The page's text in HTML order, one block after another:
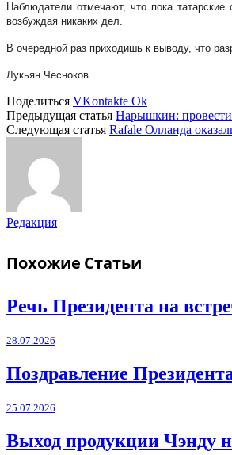
Наблюдатели отмечают, что пока
возбуждая никаких дел.
В очередной раз приходишь к выводу, что
Лукьян Чесноков
Поделиться VKontakte Ok
Предыдущая статья Нарышкин:
Следующая статья Rafale Олланда
Редакция
Похожие Статьи
Речь Президента на
28.07.2026
Поздравление
25.07.2026
Выход продукции Чэнду